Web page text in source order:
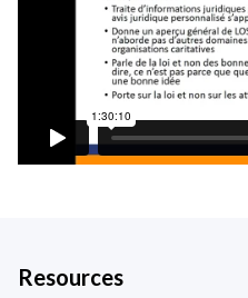
Resources